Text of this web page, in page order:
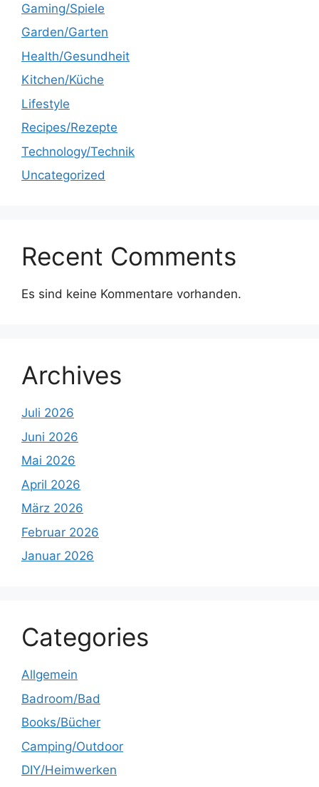
Gaming/Spiele
Garden/Garten
Health/Gesundheit
Kitchen/Küche
Lifestyle
Recipes/Rezepte
Technology/Technik
Uncategorized
Recent Comments
Es sind keine Kommentare vorhanden.
Archives
Juli 2026
Juni 2026
Mai 2026
April 2026
März 2026
Februar 2026
Januar 2026
Categories
Allgemein
Badroom/Bad
Books/Bücher
Camping/Outdoor
DIY/Heimwerken